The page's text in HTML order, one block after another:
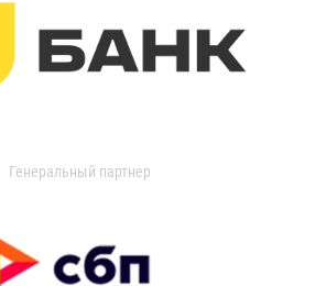
Генеральный партнер